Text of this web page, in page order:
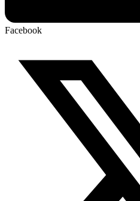
Facebook